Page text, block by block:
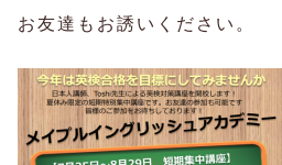
お友達もお誘いください。